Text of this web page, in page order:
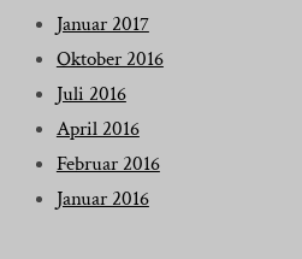
Januar 2017
Oktober 2016
Juli 2016
April 2016
Februar 2016
Januar 2016